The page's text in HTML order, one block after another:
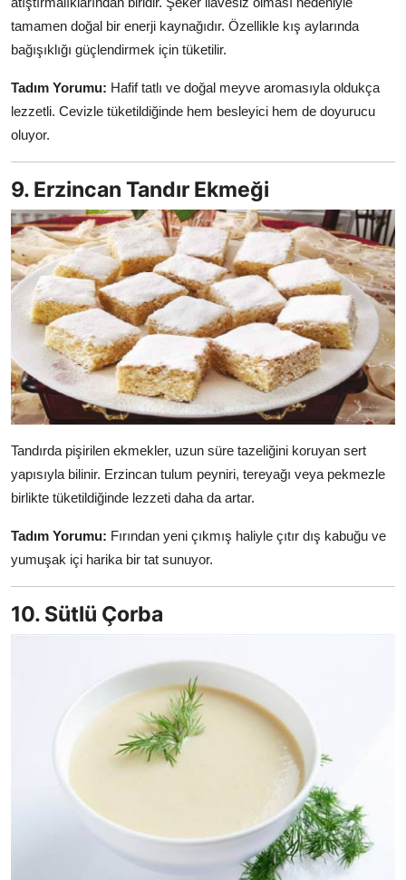
tamamen doğal bir enerji kaynağıdır. Özellikle kış aylarında
bağışıklığı güçlendirmek için tüketilir.
Tadım Yorumu: Hafif tatlı ve doğal meyve aromasıyla oldukça
lezzetli. Cevizle tüketildiğinde hem besleyici hem de doyurucu
oluyor.
9. Erzincan Tandır Ekmeği
Tandırda pişirilen ekmekler, uzun süre tazeliğini koruyan sert
yapısıyla bilinir. Erzincan tulum peyniri, tereyağı veya pekmezle
birlikte tüketildiğinde lezzeti daha da artar.
Tadım Yorumu: Fırından yeni çıkmış haliyle çıtır dış kabuğu ve
yumuşak içi harika bir tat sunuyor.
10. Sütlü Çorba